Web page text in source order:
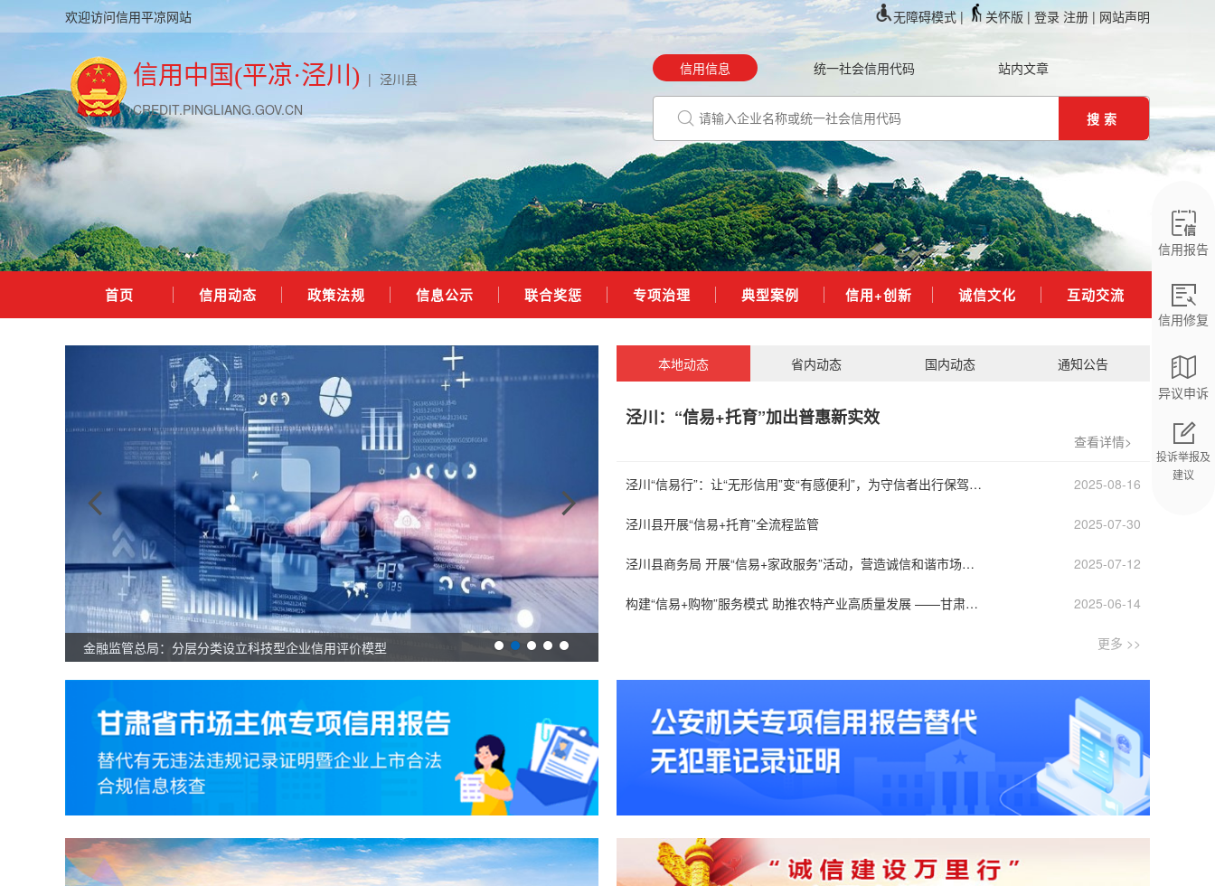
欢迎访问信用平凉网站 无障碍模式 | 关怀版 | 登录 注册 | 网站声明
信用中国(平凉·泾川) | 泾川县
CREDIT.PINGLIANG.GOV.CN
信用信息 统一社会信用代码 站内文章
搜索
首页 信用动态 政策法规 信息公示 联合奖惩 专项治理 典型案例 信用+创新 诚信文化 互动交流
金融监管总局：分层分类设立科技型企业信用评价模型
本地动态 省内动态 国内动态 通知公告
泾川：“信易+托育”加出普惠新实效
查看详情>
泾川“信易行”：让“无形信用”变“有感便利”，为守信者出行保驾护航 2025-08-16
泾川县开展“信易+托育”全流程监管 2025-07-30
泾川县商务局 开展“信易+家政服务”活动，营造诚信和谐市场环境 2025-07-12
构建“信易+购物”服务模式 助推农特产业高质量发展 ——甘肃省泾川县以信用建设赋能商务服务、促进乡村振兴典型案例 2025-06-14
更多 >>
信用报告
信用修复
异议申诉
投诉举报及
建议